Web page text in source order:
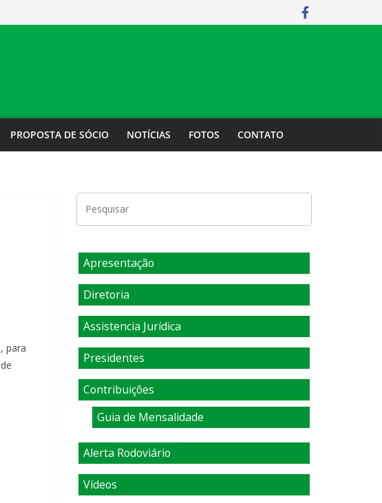
PROPOSTA DE SÓCIO NOTÍCIAS FOTOS CONTATO
para
Apresentação
Diretoria
Assistencia Jurídica
Presidentes
Contribuições
Guia de Mensalidade
Alerta Rodoviário
Vídeos